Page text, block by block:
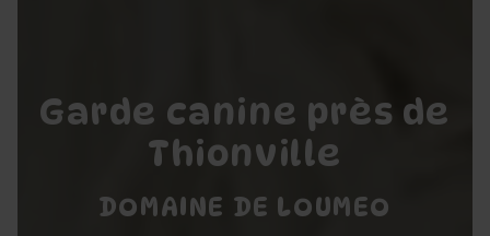
Garde canine près de
Thionville
DOMAINE DE LOUMEO